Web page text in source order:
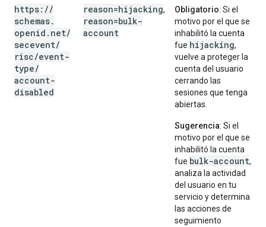
https: //
schemas.
openid . net/
secevent/
risc/event-
type/
account-
disabled
reason=hijacking,
reason=bulk-
account
Obligatorio: Si el
motivo por el que se
inhabilitó la cuenta
fue hijacking,
vuelve a proteger la
cuenta del usuario
cerrando las
sesiones que tenga
abiertas.
Sugerencia: Si el
motivo por el que se
inhabilitó la cuenta
fue bulk-account,
analiza la actividad
del usuario en tu
servicio y determina
las acciones de
seguimiento